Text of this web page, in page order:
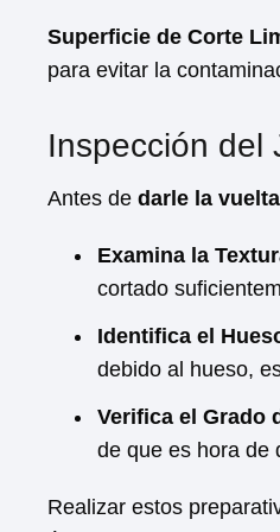
Superficie de Corte
para evitar la
Inspección del
Antes de darle la
Examina la
cortado
Identifica el
debido al hueso,
Verifica el Grado
de que es hora de
Realizar estos